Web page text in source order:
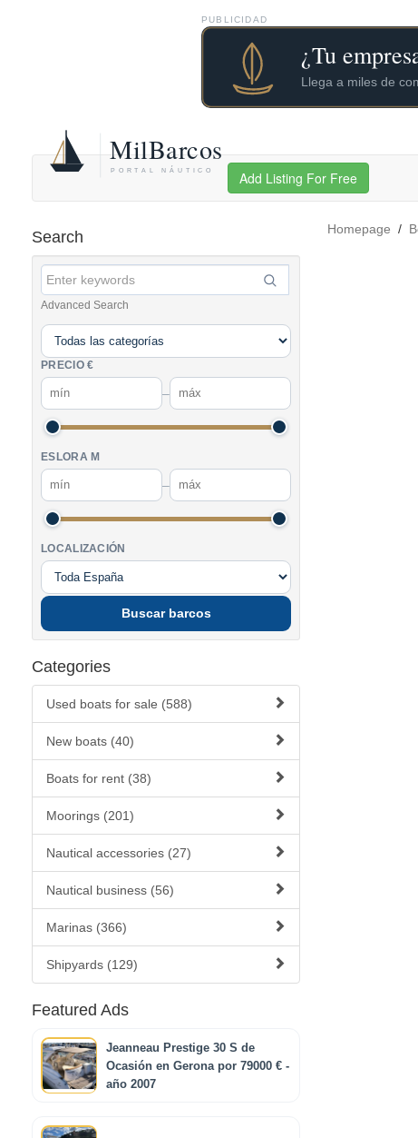
PUBLICIDAD
Add Listing For Free
Search
Advanced Search
PRECIO €
–
ESLORA M
–
LOCALIZACIÓN
Buscar barcos
Categories
Used boats for sale (588)
New boats (40)
Boats for rent (38)
Moorings (201)
Nautical accessories (27)
Nautical business (56)
Marinas (366)
Shipyards (129)
Featured Ads
Jeanneau Prestige 30 S de
Ocasión en Gerona por 79000 € -
año 2007
Homepage /